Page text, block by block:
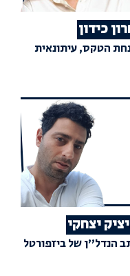
כידון
הטקס, עיתונאית
יצחקי
הנדל"ן של ביזפורטל